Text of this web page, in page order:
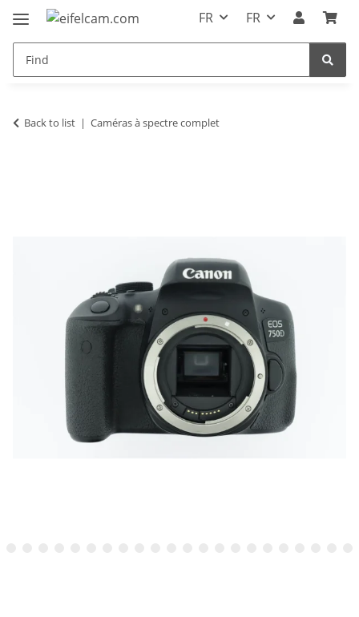
FR FR
Back to list Caméras à spectre complet